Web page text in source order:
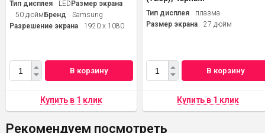
Тип дисплея LED Размер экрана
50 дюйм Бренд
Samsung
Разрешение экрана
1920 x 1080
В корзину
Тип дисплея
плазма
Размер экрана
27 дюйм
В корзину
Рекомендуем посмотреть